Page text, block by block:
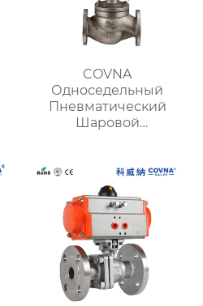
COVNA
Односедельный
Пневматический
Шаровой